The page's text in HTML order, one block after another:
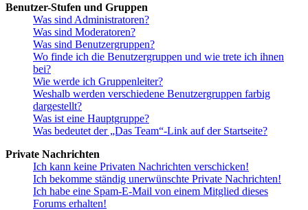
Benutzer-Stufen und Gruppen
Was sind Administratoren?
Was sind Moderatoren?
Was sind Benutzergruppen?
Wo finde ich die Benutzergruppen und wie trete ich ihnen
bei?
Wie werde ich Gruppenleiter?
Weshalb werden verschiedene Benutzergruppen farbig
dargestellt?
Was ist eine Hauptgruppe?
Was bedeutet der „Das Team“-Link auf der Startseite?
Private Nachrichten
Ich kann keine Privaten Nachrichten verschicken!
Ich bekomme ständig unerwünschte Private Nachrichten!
Ich habe eine Spam-E-Mail von einem Mitglied dieses
Forums erhalten!